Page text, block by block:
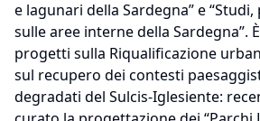
e lagunari della Sardegna” e
sulle aree interne della Sardegna”.
progetti sulla Riqualificazione
sul recupero dei contesti
degradati del Sulcis-Iglesiente: